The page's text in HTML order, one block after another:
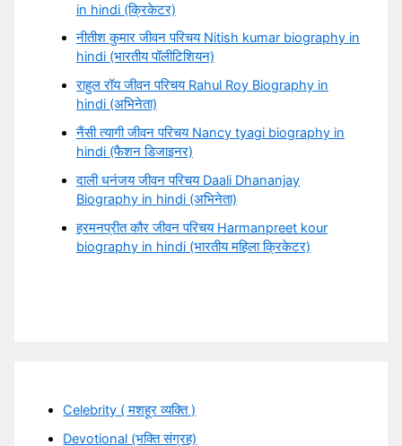
in hindi (क्रिकेटर)
नीतीश कुमार जीवन परिचय Nitish kumar biography in
hindi (भारतीय पॉलीटिशियन)
राहुल रॉय जीवन परिचय Rahul Roy Biography in
hindi (अभिनेता)
नैंसी त्यागी जीवन परिचय Nancy tyagi biography in
hindi (फैशन डिजाइनर)
दाली धनंजय जीवन परिचय Daali Dhananjay
Biography in hindi (अभिनेता)
हरमनप्रीत कौर जीवन परिचय Harmanpreet kour
biography in hindi (भारतीय महिला क्रिकेटर)
Celebrity ( मशहूर व्यक्ति )
Devotional (भक्ति संग्रह)